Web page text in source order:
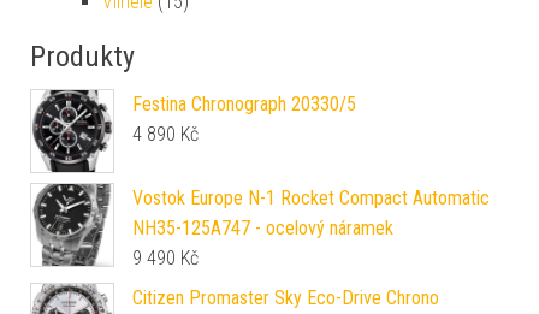
Produkty
Festina Chronograph 20330/5
4 890 Kč
Vostok Europe N-1 Rocket Compact Automatic
NH35-125A747 - ocelový náramek
9 490 Kč
Citizen Promaster Sky Eco-Drive Chrono